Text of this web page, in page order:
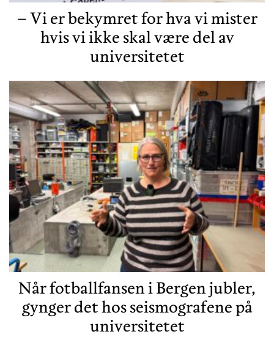
– Vi er bekymret for hva vi mister
hvis vi ikke skal være del av
universitetet
Når fotballfansen i Bergen jubler,
gynger det hos seismografene på
universitetet